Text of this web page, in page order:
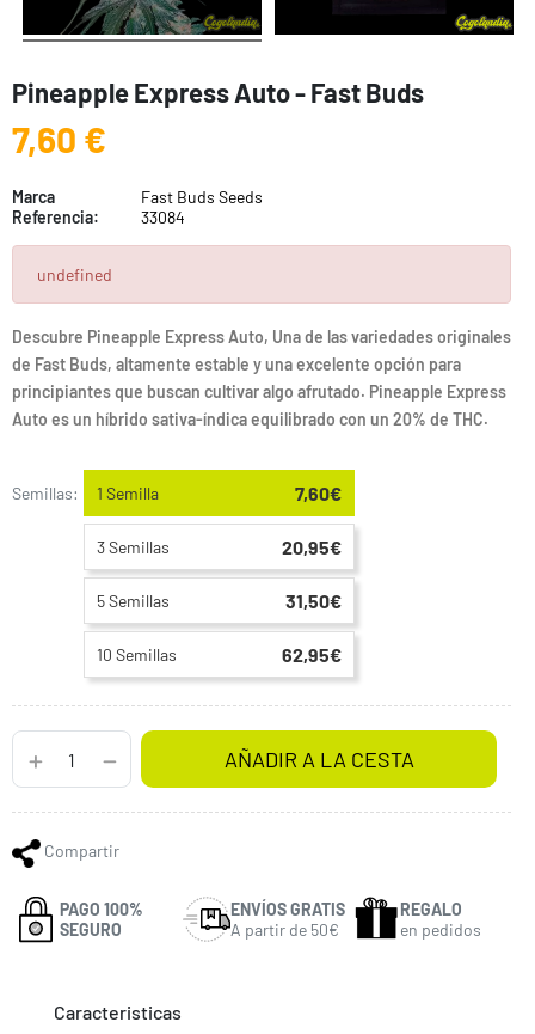
Pineapple Express Auto - Fast Buds
7,60 €
Marca
Fast Buds Seeds
Referencia:
33084
undefined
Descubre Pineapple Express Auto, Una de las variedades originales
de Fast Buds, altamente estable y una excelente opción para
principiantes que buscan cultivar algo afrutado. Pineapple Express
Auto es un híbrido sativa-índica equilibrado con un 20% de THC.
Semillas: 1 Semilla 7,60€
3 Semillas 20,95€
5 Semillas 31,50€
10 Semillas 62,95€
AÑADIR A LA CESTA
Compartir
PAGO 100%
SEGURO
ENVÍOS GRATIS
A partir de 50€
REGALO
en pedidos
Caracteristicas